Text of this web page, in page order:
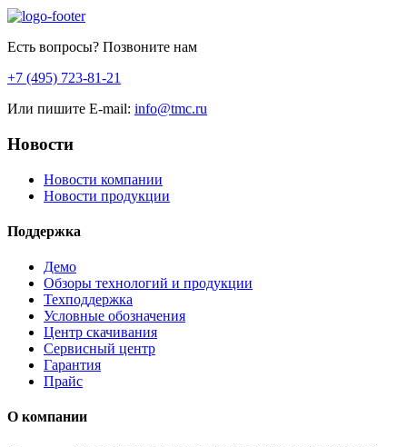
Есть вопросы? Позвоните нам
+7 (495) 723-81-21
Или пишите E-mail: info@tmc.ru
Новости
Новости компании
Новости продукции
Поддержка
Демо
Обзоры технологий и продукции
Техподдержка
Условные обозначения
Центр скачивания
Сервисный центр
Гарантия
Прайс
О компании